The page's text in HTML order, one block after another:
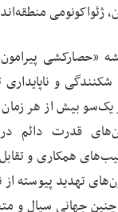
ژئواکونومی
«حصارکشی
و
بیش از هر
قدرت دائم در
همکاری و
تهدید پیوسته
جهانی سیال و